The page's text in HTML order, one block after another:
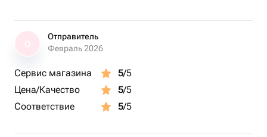
Отправитель
Февраль 2026
Сервис магазина 5/5
Цена/Качество
5/5
Соответствие
5/5